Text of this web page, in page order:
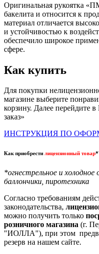
Оригинальная рукоятка
бакелита и относится к
материал отличается
и устойчивостью к
обеспечило широкое
сфере.
Как купить
Для покупки
магазине выберите
корзину. Далее перейдите
заказ»
ИНСТРУКЦИЯ ПО
Как приобрести лицензионный товар
*огнестрельное и
баллончики, пиротехника
Согласно требованиям
законодательства,
можно получить только
розничного магазина (г.
"ИОЛЛА"), при этом
резерв на нашем сайте.